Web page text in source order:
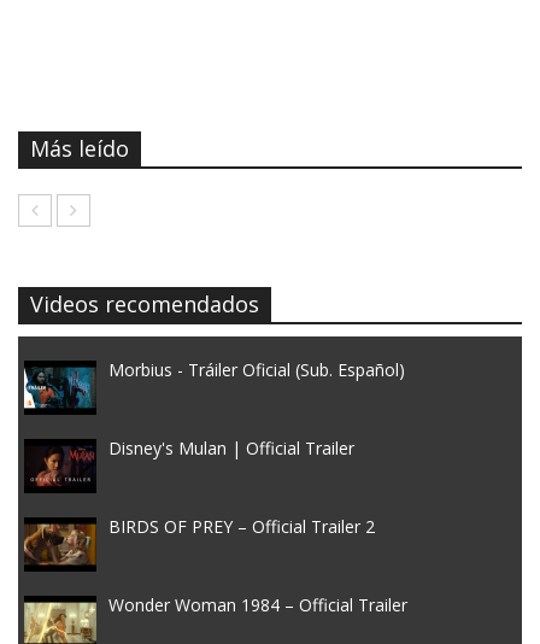
Más leído
Videos recomendados
Morbius - Tráiler Oficial (Sub. Español)
Disney's Mulan | Official Trailer
BIRDS OF PREY – Official Trailer 2
Wonder Woman 1984 – Official Trailer